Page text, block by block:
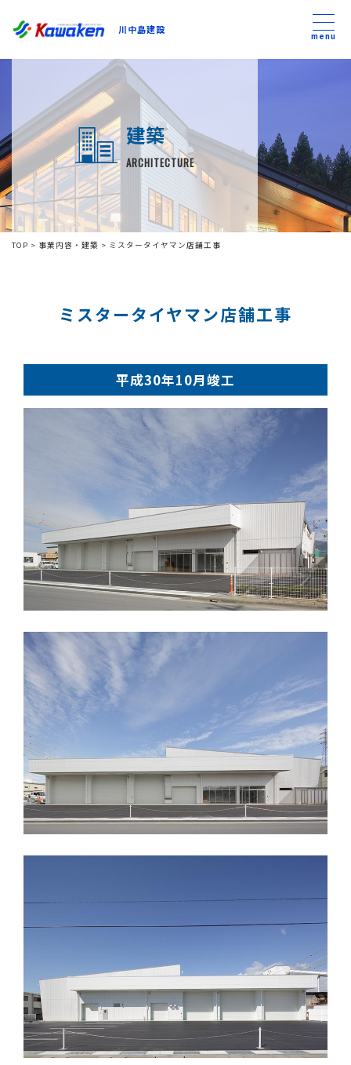
川中島建設
川中島建設
トピックス
事業内容
私たちについて
コンテンツ
menu
建築
ARCHITECTURE
TOP > 事業内容・建築 > ミスタータイヤマン店舗工事
ミスタータイヤマン店舗工事
平成30年10月竣工